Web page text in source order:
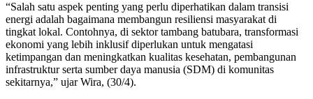
“Salah satu aspek penting yang perlu diperhatikan dalam transisi
energi adalah bagaimana membangun resiliensi masyarakat di
tingkat lokal. Contohnya, di sektor tambang batubara, transformasi
ekonomi yang lebih inklusif diperlukan untuk mengatasi
ketimpangan dan meningkatkan kualitas kesehatan, pembangunan
infrastruktur serta sumber daya manusia (SDM) di komunitas
sekitarnya,” ujar Wira, (30/4).